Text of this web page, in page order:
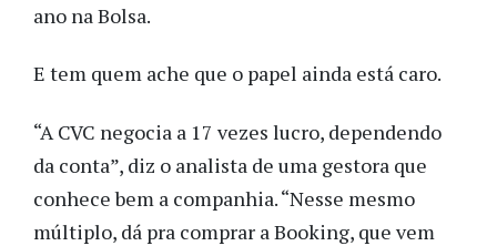
ano na Bolsa.
E tem quem ache que o papel ainda está caro.
“A CVC negocia a 17 vezes lucro, dependendo
da conta”, diz o analista de uma gestora que
conhece bem a companhia. “Nesse mesmo
múltiplo, dá pra comprar a Booking, que vem